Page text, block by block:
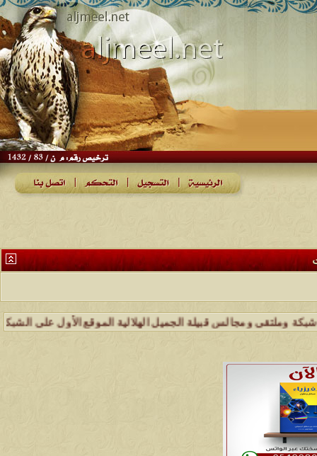
ومجالس قبيلة الجميل الهلالية الموقع الأول على الشبكة